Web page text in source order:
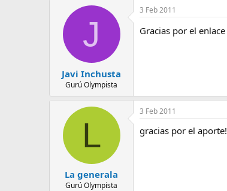
J
Javi Inchusta
Gurú Olympista
3 Feb 2011
Gracias por el enlace
L
La generala
Gurú Olympista
3 Feb 2011
gracias por el aporte!